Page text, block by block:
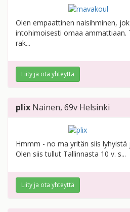
Olen empaattinen naisihminen,
intohimoisesti omaa ammattiaan.
rak...
Liity ja ota yhteyttä
plix Nainen, 69v Helsinki
Hmmm - no ma yritän siis
Olen siis tullut Tallinnasta 10 v. s...
Liity ja ota yhteyttä